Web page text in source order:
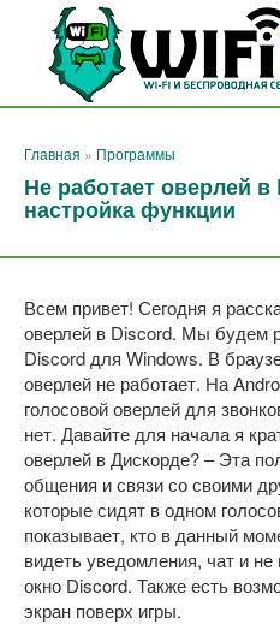
Перейти
контенту
Главная » Программы
Не работает оверлей
настройка функции
Всем привет! Сегодня я
оверлей в Discord. Мы будем
Discord для Windows. В
оверлей не работает. На
голосовой оверлей для
нет. Давайте для начала я
оверлей в Дискорде? – Эта
общения и связи со своими
которые сидят в одном
показывает, кто в данный
видеть уведомления, чат и не
окно Discord. Также есть
экран поверх игры.